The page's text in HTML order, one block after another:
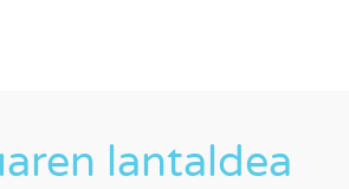
lantaldea